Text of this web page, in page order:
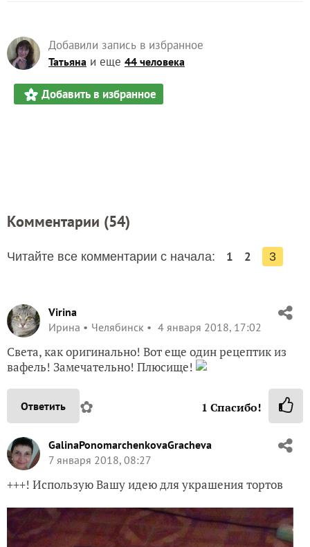
Добавили запись в избранное
Татьяна и еще 44 человека
Добавить в избранное
Комментарии (54)
Читайте все комментарии с начала: 1 2 3
Virina
Ирина
Челябинск 4 января 2018, 17:02
Света, как оригинально! Вот еще один рецептик из
вафель! Замечательно! Плюсище!
Ответить ✿ 1 Спасибо!
GalinaPonomarchenkovaGracheva
7 января 2018, 08:27
+++! Использую Вашу идею для украшения тортов